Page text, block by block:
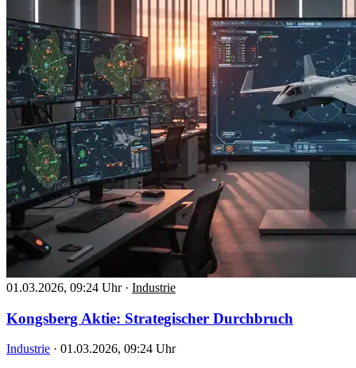
01.03.2026, 09:24 Uhr · Industrie
Kongsberg Aktie: Strategischer Durchbruch
Industrie · 01.03.2026, 09:24 Uhr